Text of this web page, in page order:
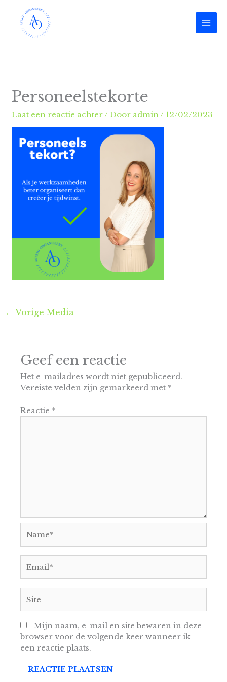
inhoud
Personeelstekorte
Laat een reactie achter / Door admin / 12/02/2023
← Vorige Media
Geef een reactie
Het e-mailadres wordt niet gepubliceerd.
Vereiste velden zijn gemarkeerd met *
Reactie *
Mijn naam, e-mail en site bewaren in deze
browser voor de volgende keer wanneer ik
een reactie plaats.